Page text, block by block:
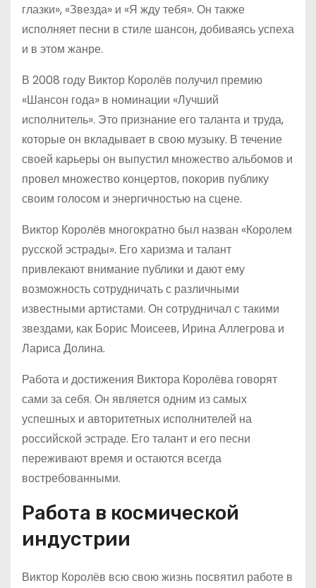
глазки», «Звезда» и «Я жду тебя». Он также
исполняет песни в стиле шансон, добиваясь успеха
и в этом жанре.
В 2008 году Виктор Королёв получил премию
«Шансон года» в номинации «Лучший
исполнитель». Это признание его таланта и труда,
которые он вкладывает в свою музыку. В течение
своей карьеры он выпустил множество альбомов и
провел множество концертов, покорив публику
своим голосом и энергичностью на сцене.
Виктор Королёв многократно был назван «Королем
русской эстрады». Его харизма и талант
привлекают внимание публики и дают ему
возможность сотрудничать с различными
известными артистами. Он сотрудничал с такими
звездами, как Борис Моисеев, Ирина Аллегрова и
Лариса Долина.
Работа и достижения Виктора Королёва говорят
сами за себя. Он является одним из самых
успешных и авторитетных исполнителей на
российской эстраде. Его талант и его песни
переживают время и остаются всегда
востребованными.
Работа в космической
индустрии
Виктор Королёв всю свою жизнь посвятил работе в